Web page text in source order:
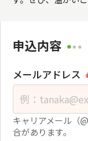
申込内容
メールアドレス
キャリアメール（
合があります。